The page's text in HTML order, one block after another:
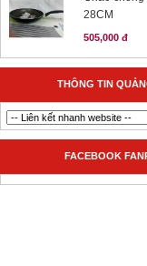
28CM
505,000 đ
THÔNG TIN
FACEBOOK